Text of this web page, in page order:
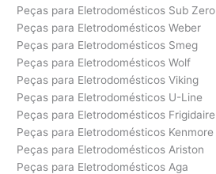
Peças para Eletrodomésticos Sub Zero
Peças para Eletrodomésticos Weber
Peças para Eletrodomésticos Smeg
Peças para Eletrodomésticos Wolf
Peças para Eletrodomésticos Viking
Peças para Eletrodomésticos U-Line
Peças para Eletrodomésticos Frigidaire
Peças para Eletrodomésticos Kenmore
Peças para Eletrodomésticos Ariston
Peças para Eletrodomésticos Aga